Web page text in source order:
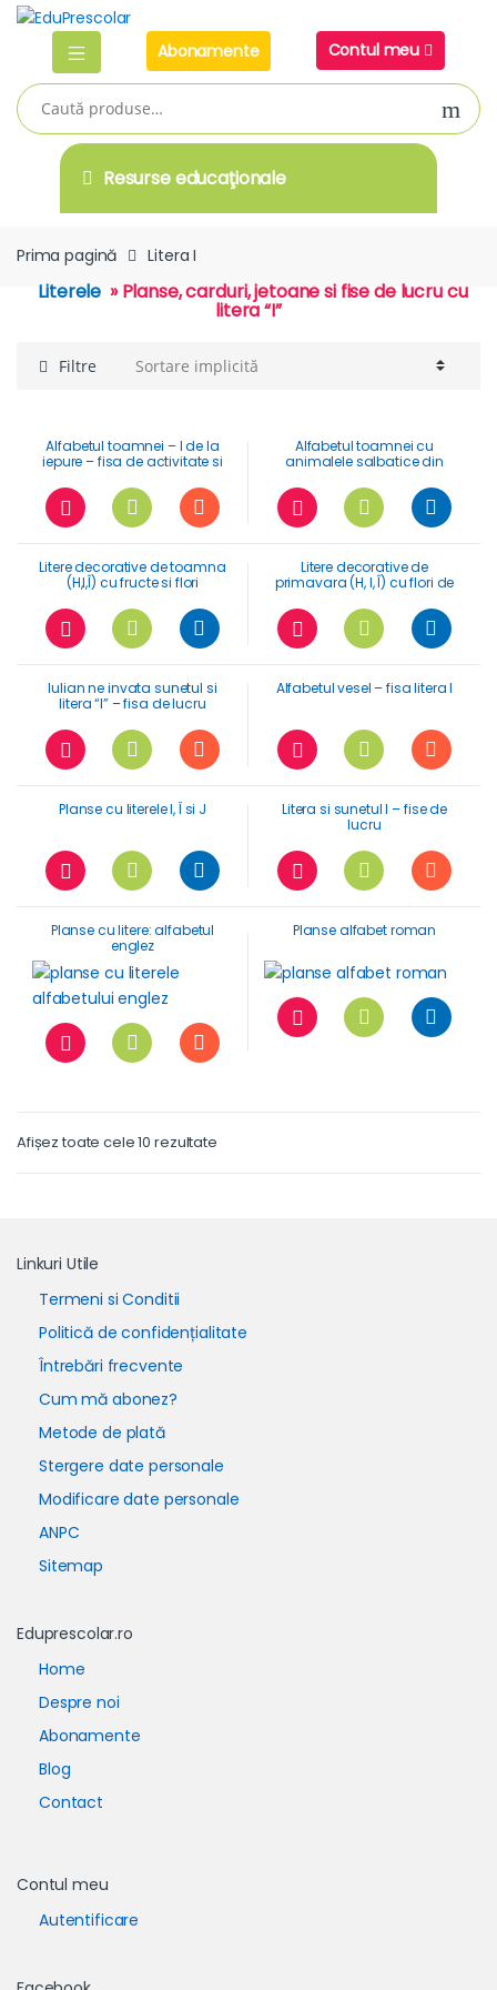
Skip
navigation
Skip
Abonamente
Contul meu
Caută
după:
Resurse educaţionale
Prima pagină Litera I
Literele » Planse, carduri, jetoane si fise de lucru cu
litera “I”
Filtre
Alfabetul toamnei – I de la
iepure – fisa de activitate si
salbatice in anotimpul
toamna
Alfabetul toamnei cu
animalele salbatice din
Litere decorative de toamna
(H,I,Î) cu fructe si flori
Litere decorative de
primavara (H, I, Î) cu flori de
Iulian ne invata sunetul si
litera “I” – fisa de lucru
Alfabetul vesel – fisa litera I
Planse cu literele I, Î si J
Litera si sunetul I – fise de
lucru
Planse cu litere: alfabetul
englez
Planse alfabet roman
Afișez toate cele 10 rezultate
Linkuri Utile
Termeni si Conditii
Politică de confidențialitate
Întrebări frecvente
Cum mă abonez?
Metode de plată
Stergere date personale
Modificare date personale
ANPC
Sitemap
Eduprescolar.ro
Home
Despre noi
Abonamente
Blog
Contact
Contul meu
Autentificare